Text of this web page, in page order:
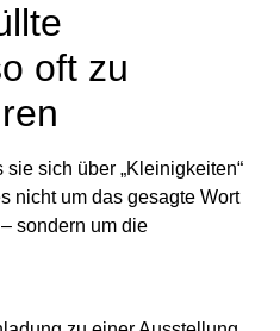
oft zu
sich über „Kleinigkeiten“
nicht um das gesagte Wort
sondern um die